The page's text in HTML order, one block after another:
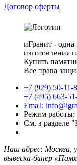
Договор оферты
иГранит - одна
изготовления
Купить
Все права
+7 (929) 50-11-
+7 (495) 663-
Email:
Режим работы:
См. в разделе
Наш адрес: Москва,
вывеска-банер